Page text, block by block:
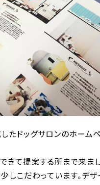
たドッグサロンのホーム
きて提案する所まで来ま
しこだわっています。デ